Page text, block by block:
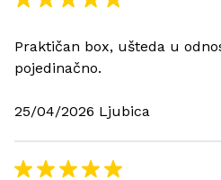
Praktičan box, ušteda u
pojedinačno.
25/04/2026 Ljubica